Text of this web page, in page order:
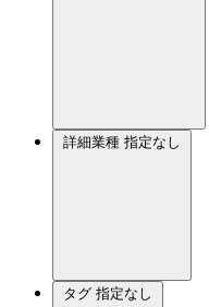
詳細業種 指定なし
タグ 指定なし